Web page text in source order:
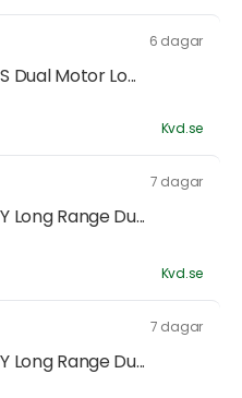
6 dagar
Dual Motor Lo...
Kvd.se
7 dagar
Long Range Du...
Kvd.se
7 dagar
Long Range Du...